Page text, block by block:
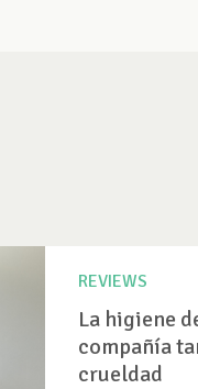
REVIEWS
La higiene
compañía
crueldad